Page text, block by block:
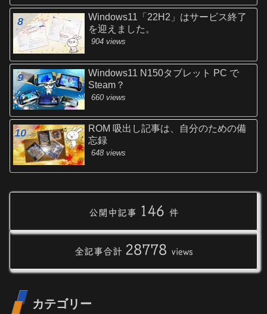
Windows11「22H2」はサービス終了
を迎えました。
904 views
Windows11 N150タブレット PC で
Steam？
660 views
ROM 吸出し記事は、自分のための備
忘録
648 views
公開中記事 146 件
全記事合計 28778 views
カテゴリー